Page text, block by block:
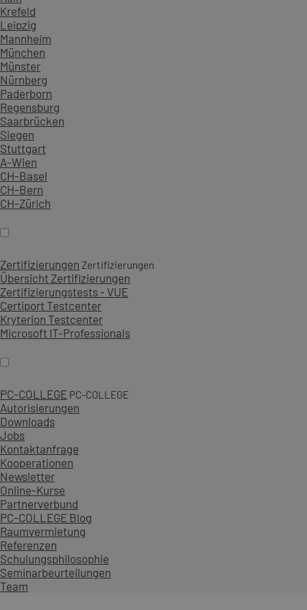
Krefeld
Leipzig
Mannheim
München
Münster
Nürnberg
Paderborn
Regensburg
Saarbrücken
Siegen
Stuttgart
A-Wien
CH-Basel
CH-Bern
CH-Zürich
Zertifizierungen Zertifizierungen
Übersicht Zertifizierungen
Zertifizierungstests - VUE
Certiport Testcenter
Kryterion Testcenter
Microsoft IT-Professionals
PC-COLLEGE PC-COLLEGE
Autorisierungen
Downloads
Jobs
Kontaktanfrage
Kooperationen
Newsletter
Online-Kurse
Partnerverbund
PC-COLLEGE Blog
Raumvermietung
Referenzen
Schulungsphilosophie
Seminarbeurteilungen
Team